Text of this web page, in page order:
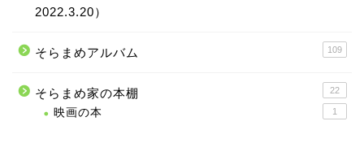
2022.3.20）
そらまめアルバム 109
そらまめ家の本棚 22
映画の本 1